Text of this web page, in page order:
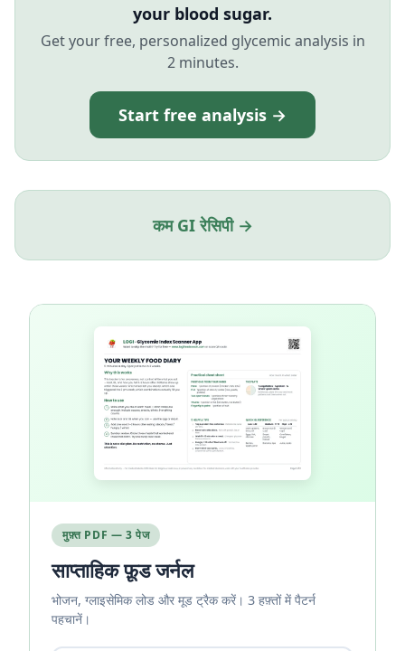
your blood sugar.
Get your free, personalized glycemic analysis in
2 minutes.
Start free analysis →
कम GI रेसिपी →
मुफ़्त PDF — 3 पेज
साप्ताहिक फ़ूड जर्नल
भोजन, ग्लाइसेमिक लोड और मूड ट्रैक करें। 3 हफ़्तों में पैटर्न
पहचानें।